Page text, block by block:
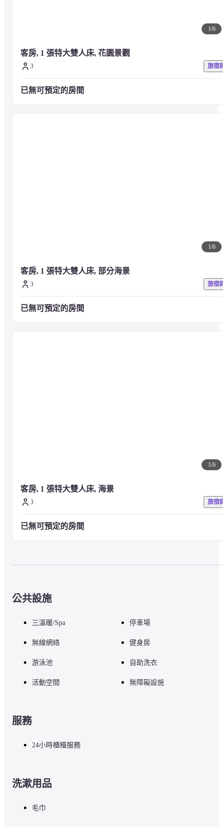
大佛寺 - 3.4 公里
查汶湖 - 4.1 公里
1/6
客房, 1 張特大雙人床, 花園景觀
3 旅宿
已無可預定的房間
1/6
客房, 1 張特大雙人床, 部分海景
3 旅宿
已無可預定的房間
1/6
客房, 1 張特大雙人床, 海景
3 旅宿
已無可預定的房間
公共設施
三溫暖/Spa 停車場
無線網絡 健身房
游泳池 自助洗衣
活動空間 無障礙設施
服務
24小時櫃檯服務
洗漱用品
毛巾